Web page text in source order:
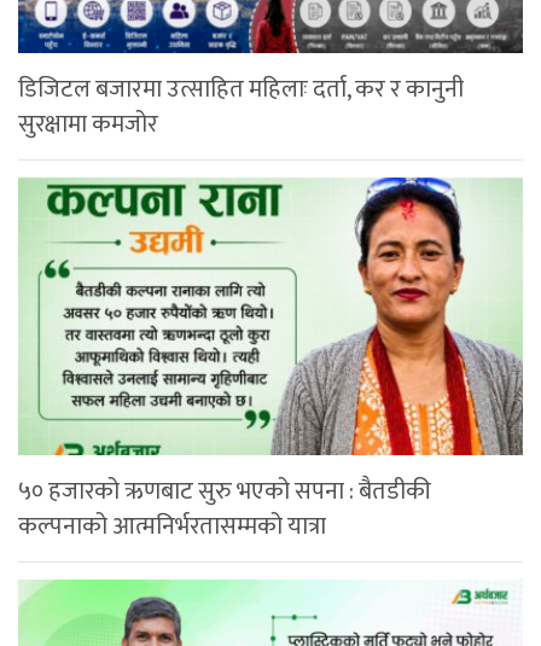
डिजिटल बजारमा उत्साहित महिलाः दर्ता, कर र कानुनी
सुरक्षामा कमजोर
५० हजारको ऋणबाट सुरु भएको सपना : बैतडीकी
कल्पनाको आत्मनिर्भरतासम्मको यात्रा